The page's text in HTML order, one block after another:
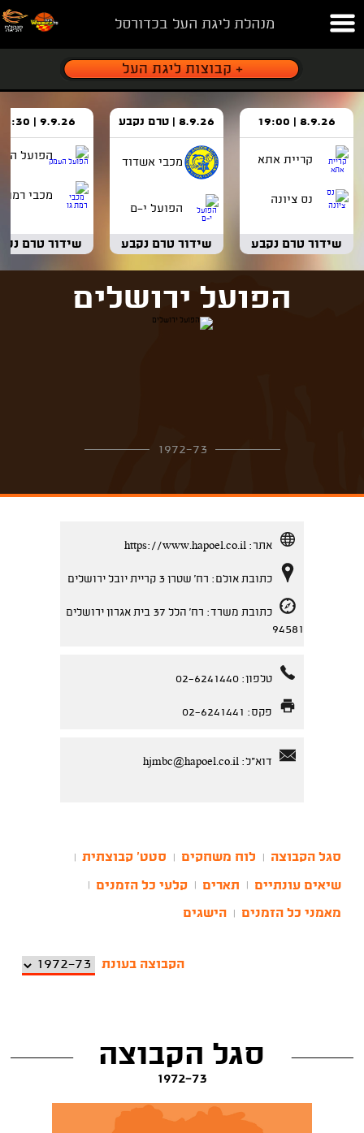
מנהלת ליגת העל בכדורסל
8.9.26 | 19:00
קריית אתא
נס ציונה
שידור טרם נקבע
8.9.26 | טרם נקבע
מכבי אשדוד
הפועל י-ם
שידור טרם נקבע
9.9.26 | 18:30
הפועל
מכבי רמת
שידור טרם
הפועל ירושלים
1972-73
אתר: https://www.hapoel.co.il
כתובת אולם: רח' שטרן 3 קריית יובל ירושלים
כתובת משרד: רח' הלל 37 בית אגרון ירושלים
94581
טלפון: 02-6241440
פקס: 02-6241441
דוא"ל: hjmbc@hapoel.co.il
סגל הקבוצה לוח משחקים סטט' קבוצתית
שיאים עונתיים תארים קלעי כל הזמנים
מאמני כל הזמנים הישגים
הקבוצה בעונת
סגל הקבוצה
1972-73